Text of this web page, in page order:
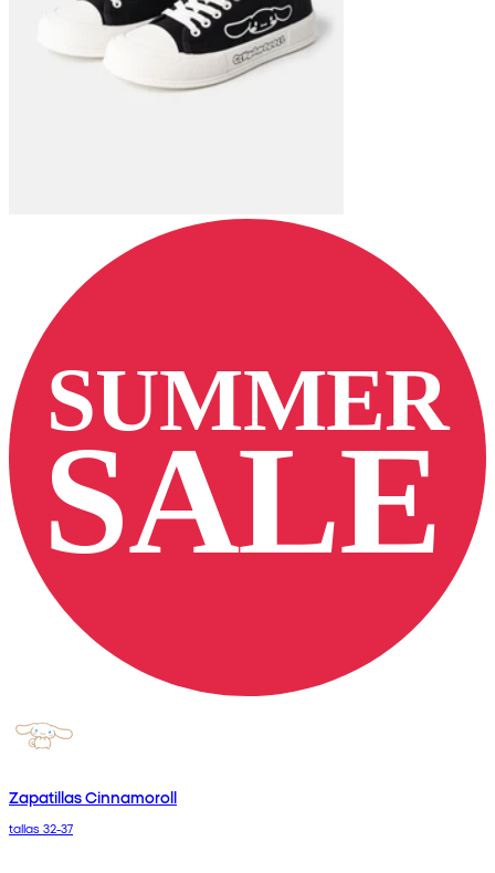
Zapatillas Cinnamoroll
tallas 32-37